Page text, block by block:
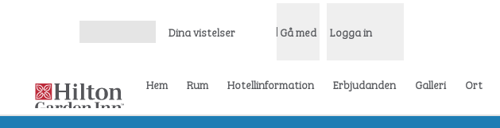
Dina vistelser Gå med Logga in
Hem Rum Hotellinformation Erbjudanden Galleri Ort